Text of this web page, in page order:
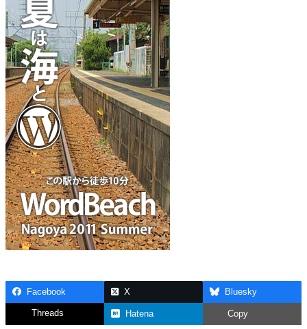
Facebook X Bluesky
Threads Hatena Copy